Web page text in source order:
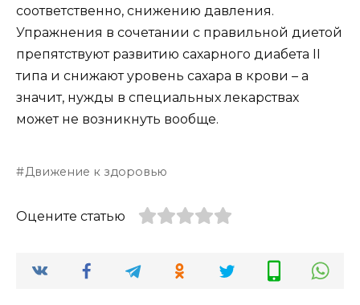
соответственно, снижению давления.
Упражнения в сочетании с правильной диетой
препятствуют развитию сахарного диабета II
типа и снижают уровень сахара в крови – а
значит, нужды в специальных лекарствах
может не возникнуть вообще.
Движение к здоровью
Оцените статью